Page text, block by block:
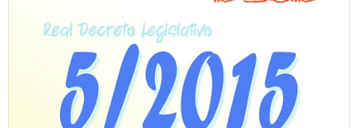
- OPOSICIÓN Auxilio Judicial, turno libre – 2025
- OPOSICIÓN Tramitación procesal y Administrativa –